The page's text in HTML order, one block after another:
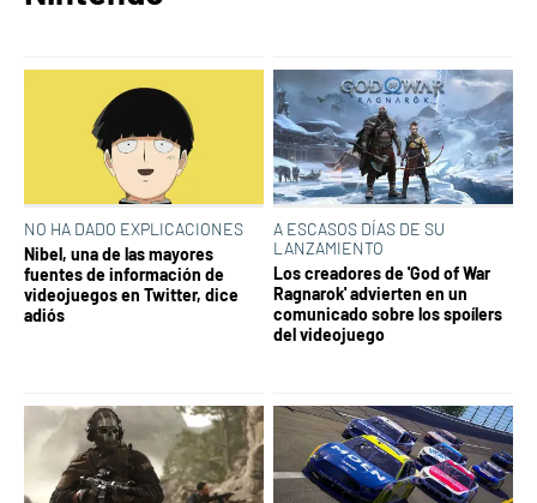
NO HA DADO EXPLICACIONES
Nibel, una de las mayores
fuentes de información de
videojuegos en Twitter, dice
adiós
A ESCASOS DÍAS DE SU
LANZAMIENTO
Los creadores de 'God of War
Ragnarok' advierten en un
comunicado sobre los spoílers
del videojuego